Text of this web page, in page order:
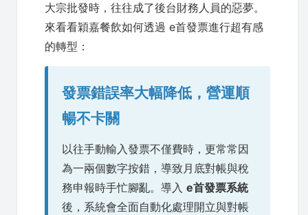
大宗批發時，往往成了後台財務人員的惡夢。
來看看穎嘉餐飲如何透過 e首發票進行超有感
的轉型：
發票錯誤率大幅降低，營運順
暢不卡關
以往手動輸入發票不僅費時，更常常因
為一兩個數字按錯，導致月底對帳與稅
務申報時手忙腳亂。導入 e首發票系統
後，系統會全面自動化處理開立與對帳